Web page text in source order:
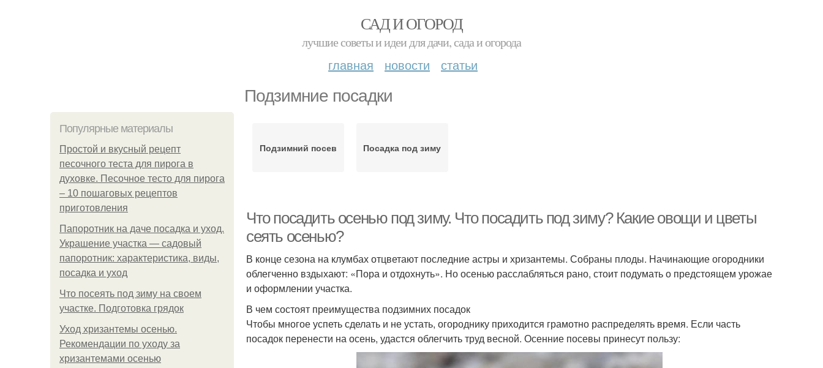
САД И ОГОРОД
лучшие советы и идеи для дачи, сада и огорода
главная новости статьи
Подзимние посадки
Популярные материалы
Простой и вкусный рецепт
песочного теста для пирога в
духовке. Песочное тесто для пирога
– 10 пошаговых рецептов
приготовления
Папоротник на даче посадка и уход.
Украшение участка — садовый
папоротник: характеристика, виды,
посадка и уход
Что посеять под зиму на своем
участке. Подготовка грядок
Уход хризантемы осенью.
Рекомендации по уходу за
хризантемами осенью
Подзимний посев Посадка под зиму
Что посадить осенью под зиму. Что посадить под зиму? Какие овощи и цветы
сеять осенью?
В конце сезона на клумбах отцветают последние астры и хризантемы. Собраны плоды. Начинающие огородники
облегченно вздыхают: «Пора и отдохнуть». Но осенью расслабляться рано, стоит подумать о предстоящем урожае
и оформлении участка.
В чем состоят преимущества подзимних посадок
Чтобы многое успеть сделать и не устать, огороднику приходится грамотно распределять время. Если часть
посадок перенести на осень, удастся облегчить труд весной. Осенние посевы принесут пользу: